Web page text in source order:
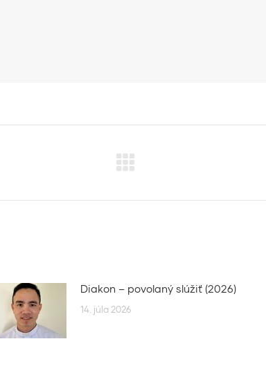
Diakon – povolaný slúžiť (2026)
14. júla 2026